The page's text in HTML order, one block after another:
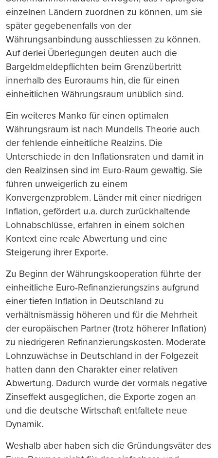
einzelnen Ländern zuordnen zu können, um sie
später gegebenenfalls von der
Währungsanbindung ausschliessen zu können.
Auf derlei Überlegungen deuten auch die
Bargeldmeldepflichten beim Grenzübertritt
innerhalb des Euroraums hin, die für einen
einheitlichen Währungsraum unüblich sind.
Ein weiteres Manko für einen optimalen
Währungsraum ist nach Mundells Theorie auch
der fehlende einheitliche Realzins. Die
Unterschiede in den Inflationsraten und damit in
den Realzinsen sind im Euro-Raum gewaltig. Sie
führen unweigerlich zu einem
Konvergenzproblem. Länder mit einer niedrigen
Inflation, gefördert u.a. durch zurückhaltende
Lohnabschlüsse, erfahren in einem solchen
Kontext eine reale Abwertung und eine
Steigerung ihrer Exporte.
Zu Beginn der Währungskooperation führte der
einheitliche Euro-Refinanzierungszins aufgrund
einer tiefen Inflation in Deutschland zu
verhältnismässig höheren und für die Mehrheit
der europäischen Partner (trotz höherer Inflation)
zu niedrigeren Refinanzierungskosten. Moderate
Lohnzuwächse in Deutschland in der Folgezeit
hatten dann den Charakter einer relativen
Abwertung. Dadurch wurde der vormals negative
Zinseffekt ausgeglichen, die Exporte zogen an
und die deutsche Wirtschaft entfaltete neue
Dynamik.
Weshalb aber haben sich die Gründungsväter des